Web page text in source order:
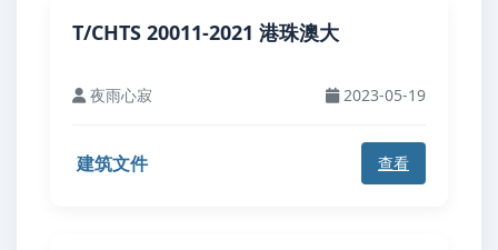
T/CHTS 20011-2021 港珠澳大
夜雨心寂 2023-05-19
建筑文件 查看